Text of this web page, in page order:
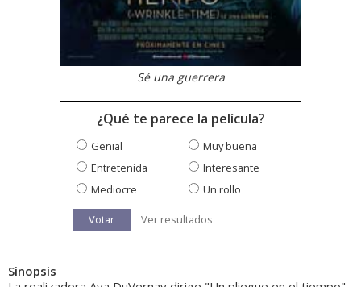
Sé una guerrera
¿Qué te parece la película?
Genial
Muy buena
Entretenida
Interesante
Mediocre
Un rollo
Votar Ver resultados
Sinopsis